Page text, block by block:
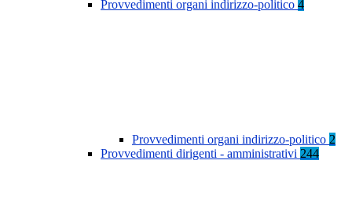
Provvedimenti organi indirizzo-politico 4
Provvedimenti organi indirizzo-politico 2
Provvedimenti dirigenti - amministrativi 244